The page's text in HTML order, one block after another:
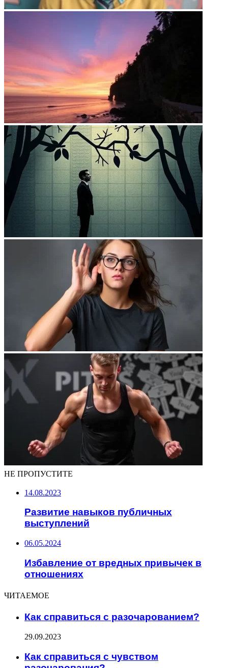
НЕ ПРОПУСТИТЕ
14.08.2023
Развитие навыков публичных
выступлений
06.05.2024
Избавление от вредных привычек в
отношениях
ЧИТАЕМОЕ
Как справиться с разочарованием?
29.09.2023
Как справиться с чувством